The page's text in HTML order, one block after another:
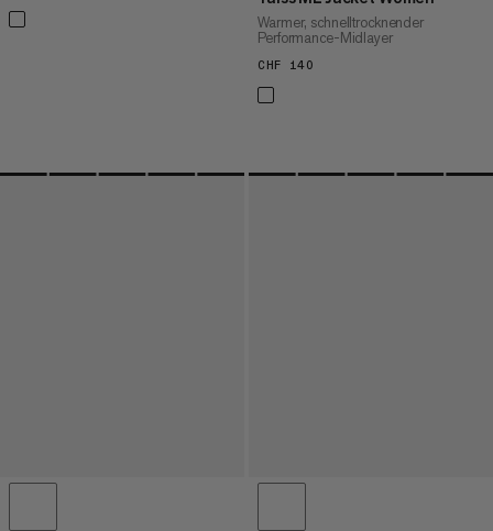
Warmer, schnelltrocknender
Performance-Midlayer
CHF 140